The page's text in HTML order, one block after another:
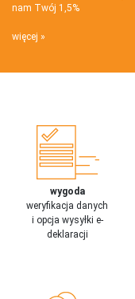
nam Twój 1,5%
więcej
wygoda
weryfikacja danych
i opcja wysyłki e-
deklaracji